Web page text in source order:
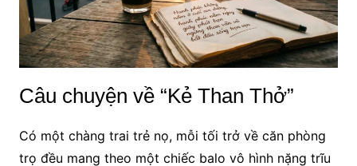
Câu chuyện về “Kẻ Than Thở”
Có một chàng trai trẻ nọ, mỗi tối trở về căn phòng
trọ đều mang theo một chiếc balo vô hình nặng trĩu